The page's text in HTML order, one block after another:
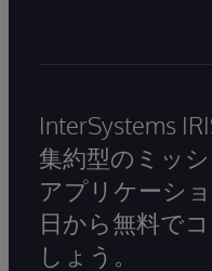
InterSystems
集約型のミッ
アプリケーシ
日から無料で
しょう。